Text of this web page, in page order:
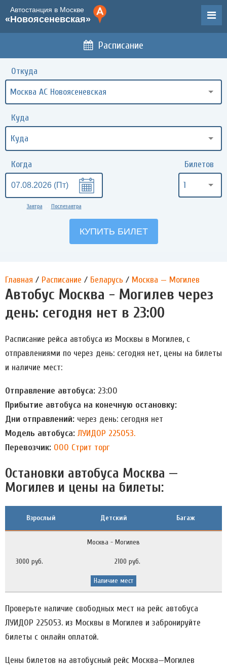
Автостанция в Москве
«Новоясеневская»
Расписание
Откуда
Москва АС Новоясеневская
Куда
Когда
Завтра Послезавтра
Билетов
1
Главная / Расписание / Беларусь / Москва — Могилев
Автобус Москва - Могилев через
день: сегодня нет в 23:00
Расписание рейса автобуса из Москвы в Могилев, с
отправлениями по через день: сегодня нет, цены на билеты
и наличие мест:
Отправление автобуса: 23:00
Прибытие автобуса на конечную остановку:
Дни отправлений: через день: сегодня нет
Модель автобуса: ЛУИДОР 225053.
Перевозчик: ООО Стрит тoрг
Остановки автобуса Москва —
Могилев и цены на билеты:
Взрослый Детский Багаж
Москва - Могилев
3000 руб. 2100 руб.
Наличие мест
Проверьте наличие свободных мест на рейс автобуса
ЛУИДОР 225053. из Москвы в Могилев и забронируйте
билеты с онлайн оплатой.
Цены билетов на автобусный рейс Москва—Могилев